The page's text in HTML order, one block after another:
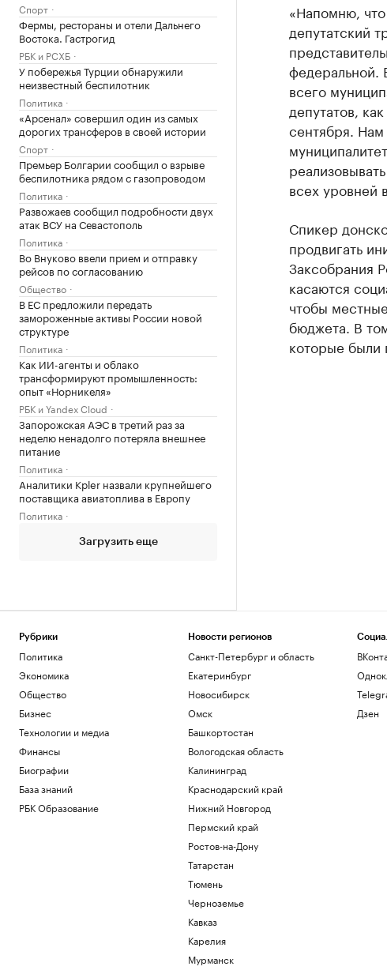
Спорт
Фермы, рестораны и отели Дальнего
Востока. Гастрогид
РБК и РСХБ
У побережья Турции обнаружили
неизвестный беспилотник
Политика
«Арсенал» совершил один из самых
дорогих трансферов в своей истории
Спорт
Премьер Болгарии сообщил о взрыве
беспилотника рядом с газопроводом
Политика
Развожаев сообщил подробности двух
атак ВСУ на Севастополь
Политика
Во Внуково ввели прием и отправку
рейсов по согласованию
Общество
В ЕС предложили передать
замороженные активы России новой
структуре
Политика
Как ИИ-агенты и облако
трансформируют промышленность:
опыт «Норникеля»
РБК и Yandex Cloud
Запорожская АЭС в третий раз за
неделю ненадолго потеряла внешнее
питание
Политика
Аналитики Kpler назвали крупнейшего
поставщика авиатоплива в Европу
Политика
Загрузить еще
«Напомню,
депутатский
федеральной.
всего
депутатов,
сентября.
всех уровней
Спикер
продвигать
Заксобрания
касаются
чтобы
бюджета. В
которые были
Рубрики
Политика
Экономика
Общество
Бизнес
Технологии и медиа
Финансы
Биографии
База знаний
РБК Образование
Новости регионов
Санкт-Петербург и область
Екатеринбург
Новосибирск
Омск
Башкортостан
Вологодская область
Калининград
Краснодарский край
Нижний Новгород
Пермский край
Ростов-на-Дону
Татарстан
Тюмень
Черноземье
Кавказ
Карелия
Мурманск
Дзен